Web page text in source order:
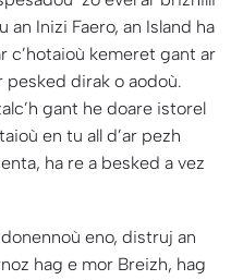
an Inizi Faero, an Island ha
c’hotaioù kemeret gant ar
pesked dirak o aodoù.
gant he doare istorel
en tu all d’ar pezh
ha re a besked a vez
eno, distruj an
hag e mor Breizh, hag